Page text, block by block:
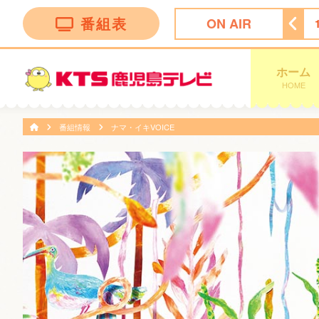
番組表 ON AIR
14:50 ぽよチャンネル ミキティダイニング
ホーム
HOME
番組情報 ナマ・イキVOICE